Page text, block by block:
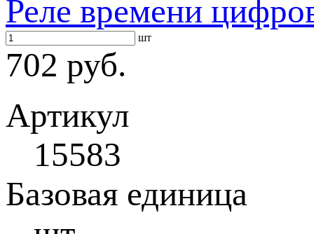
Реле времени
шт
702 руб.
Артикул
15583
Базовая единица